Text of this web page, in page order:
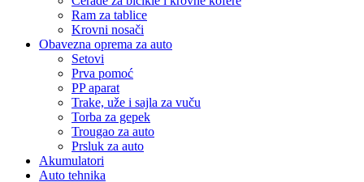
Ram za tablice
Krovni nosači
Obavezna oprema za auto
Setovi
Prva pomoć
PP aparat
Trake, uže i sajla za vuču
Torba za gepek
Trougao za auto
Prsluk za auto
Akumulatori
Auto tehnika